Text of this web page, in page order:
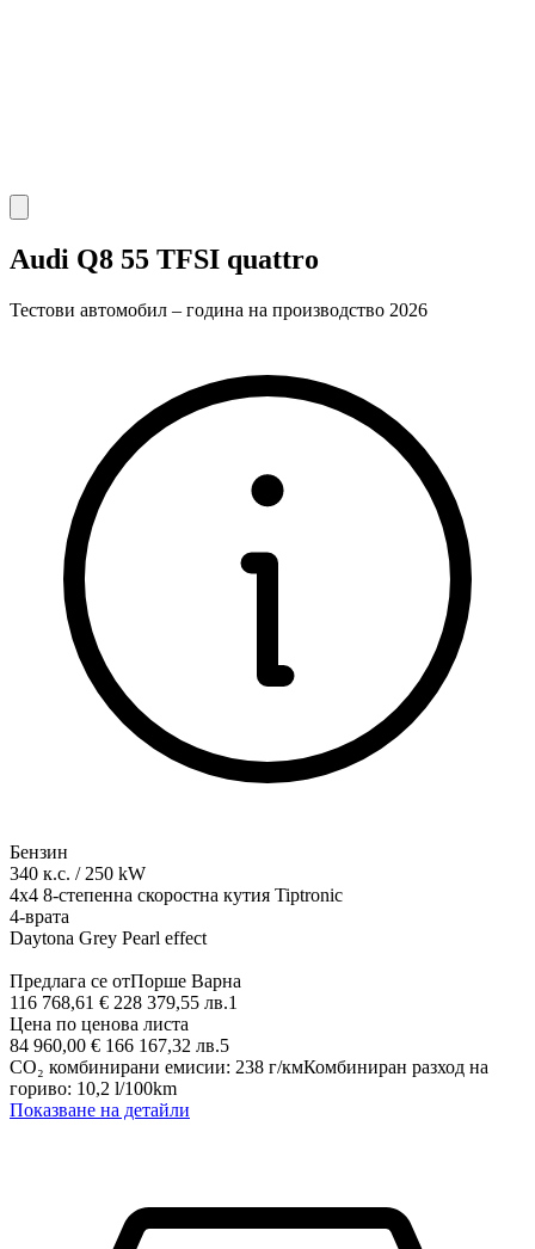
Audi Q8 55 TFSI quattro
Тестови автомобил – година на производство 2026
Бензин
340 к.с. / 250 kW
4x4 8-степенна скоростна кутия Tiptronic
4-врата
Daytona Grey Pearl effect
Предлага се отПорше Варна
116 768,61 € 228 379,55 лв.1
Цена по ценова листа
84 960,00 € 166 167,32 лв.5
CO₂ комбинирани емисии: 238 г/кмКомбиниран разход на
гориво: 10,2 l/100km
Показване на детайли